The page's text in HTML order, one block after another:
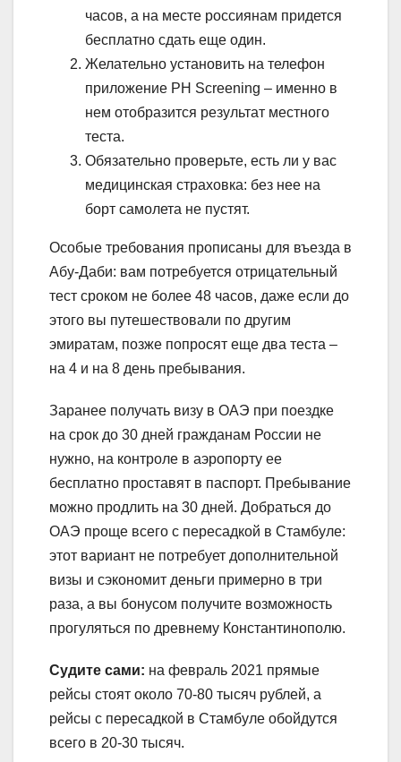
часов, а на месте россиянам придется
бесплатно сдать еще один.
Желательно установить на телефон
приложение PH Screening – именно в
нем отобразится результат местного
теста.
Обязательно проверьте, есть ли у вас
медицинская страховка: без нее на
борт самолета не пустят.
Особые требования прописаны для въезда в
Абу-Даби: вам потребуется отрицательный
тест сроком не более 48 часов, даже если до
этого вы путешествовали по другим
эмиратам, позже попросят еще два теста –
на 4 и на 8 день пребывания.
Заранее получать визу в ОАЭ при поездке
на срок до 30 дней гражданам России не
нужно, на контроле в аэропорту ее
бесплатно проставят в паспорт. Пребывание
можно продлить на 30 дней. Добраться до
ОАЭ проще всего с пересадкой в Стамбуле:
этот вариант не потребует дополнительной
визы и сэкономит деньги примерно в три
раза, а вы бонусом получите возможность
прогуляться по древнему Константинополю.
Судите сами: на февраль 2021 прямые
рейсы стоят около 70-80 тысяч рублей, а
рейсы с пересадкой в Стамбуле обойдутся
всего в 20-30 тысяч.